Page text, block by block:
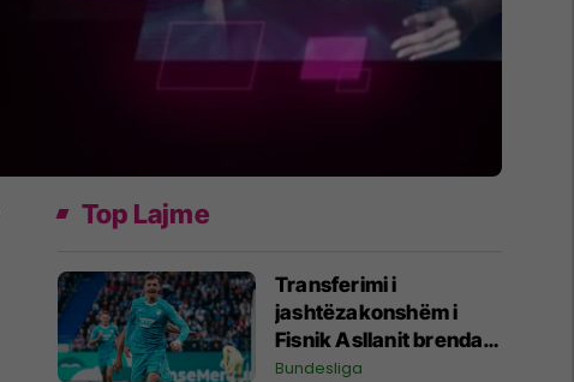
Top Lajme
Transferimi i
jashtëzakonshëm i
Fisnik Asllanit brenda
Bundesligës po bëhet
Bundesliga